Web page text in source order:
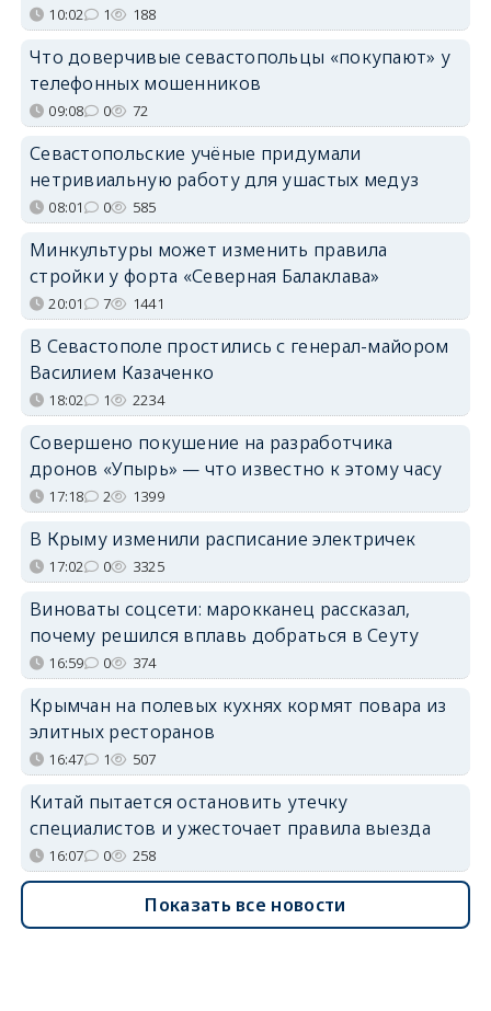
10:02 1 188
Что доверчивые севастопольцы «покупают» у
телефонных мошенников
09:08 0 72
Севастопольские учёные придумали
нетривиальную работу для ушастых медуз
08:01 0 585
Минкультуры может изменить правила
стройки у форта «Северная Балаклава»
20:01 7 1441
В Севастополе простились с генерал-майором
Василием Казаченко
18:02 1 2234
Совершено покушение на разработчика
дронов «Упырь» — что известно к этому часу
17:18 2 1399
В Крыму изменили расписание электричек
17:02 0 3325
Виноваты соцсети: марокканец рассказал,
почему решился вплавь добраться в Сеуту
16:59 0 374
Крымчан на полевых кухнях кормят повара из
элитных ресторанов
16:47 1 507
Китай пытается остановить утечку
специалистов и ужесточает правила выезда
16:07 0 258
Показать все новости